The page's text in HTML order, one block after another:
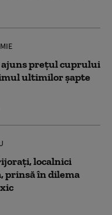
ajuns preţul cuprului
ultimilor şapte
localnici
prinsă în dilema